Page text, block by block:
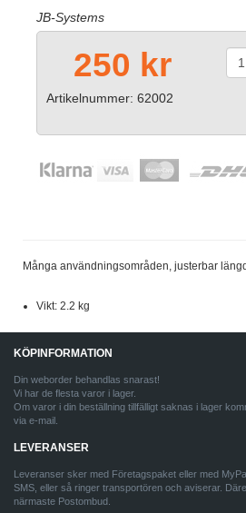
JB-Systems
250 kr
Artikelnummer: 62002
Många användningsområden, justerbar
Vikt: 2.2 kg
KÖPINFORMATION
Din weborder behandlas snarast!
Vi har de flesta varor i lager.
Om varor i din beställning tillfälligt saknas i lager
via e-mail.
LEVERANSER
Leveranser sker med Företagspaket eller med
SMS, eller så ringer transportören och aviserar.
närmaste Postombud.